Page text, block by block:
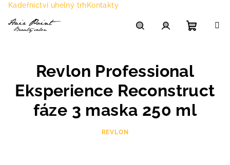
Přejít
obsah
Kadeřnictví uhelný trhKontakty
Revlon Professional
Eksperience Reconstruct
fáze 3 maska 250 ml
REVLON